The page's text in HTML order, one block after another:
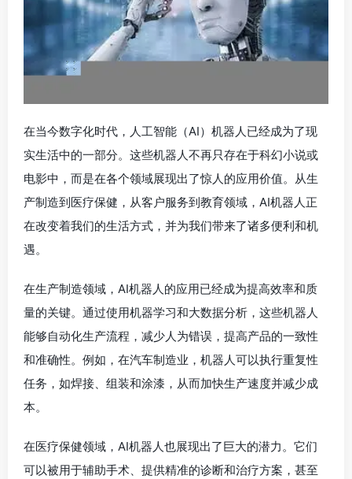
在当今数字化时代，人工智能（AI）机器人已经成为了现
实生活中的一部分。这些机器人不再只存在于科幻小说或
电影中，而是在各个领域展现出了惊人的应用价值。从生
产制造到医疗保健，从客户服务到教育领域，AI机器人正
在改变着我们的生活方式，并为我们带来了诸多便利和机
遇。
在生产制造领域，AI机器人的应用已经成为提高效率和质
量的关键。通过使用机器学习和大数据分析，这些机器人
能够自动化生产流程，减少人为错误，提高产品的一致性
和准确性。例如，在汽车制造业，机器人可以执行重复性
任务，如焊接、组装和涂漆，从而加快生产速度并减少成
本。
在医疗保健领域，AI机器人也展现出了巨大的潜力。它们
可以被用于辅助手术、提供精准的诊断和治疗方案，甚至